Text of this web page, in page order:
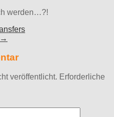
werden…?!
→
veröffentlicht. Erforderliche